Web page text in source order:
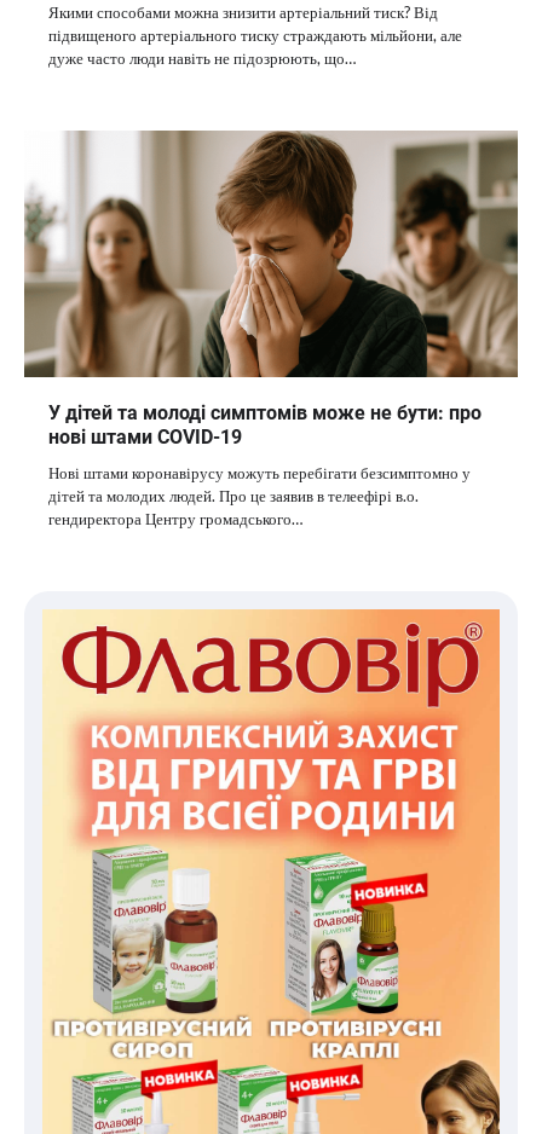
Якими способами можна знизити артеріальний тиск? Від
підвищеного артеріального тиску страждають мільйони, але
дуже часто люди навіть не підозрюють, що…
У дітей та молоді симптомів може не бути: про
нові штами COVID-19
Нові штами коронавірусу можуть перебігати безсимптомно у
дітей та молодих людей. Про це заявив в телеефірі в.о.
гендиректора Центру громадського…